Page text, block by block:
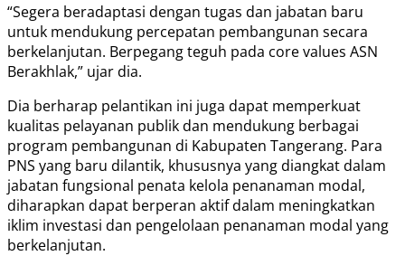
“Segera beradaptasi dengan tugas dan jabatan baru
untuk mendukung percepatan pembangunan secara
berkelanjutan. Berpegang teguh pada core values ASN
Berakhlak,” ujar dia.
Dia berharap pelantikan ini juga dapat memperkuat
kualitas pelayanan publik dan mendukung berbagai
program pembangunan di Kabupaten Tangerang. Para
PNS yang baru dilantik, khususnya yang diangkat dalam
jabatan fungsional penata kelola penanaman modal,
diharapkan dapat berperan aktif dalam meningkatkan
iklim investasi dan pengelolaan penanaman modal yang
berkelanjutan.